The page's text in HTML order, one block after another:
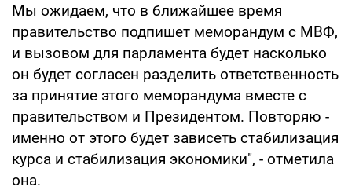
Мы ожидаем, что в ближайшее время
правительство подпишет меморандум с МВФ,
и вызовом для парламента будет насколько
он будет согласен разделить ответственность
за принятие этого меморандума вместе с
правительством и Президентом. Повторяю -
именно от этого будет зависеть стабилизация
курса и стабилизация экономики", - отметила
она.